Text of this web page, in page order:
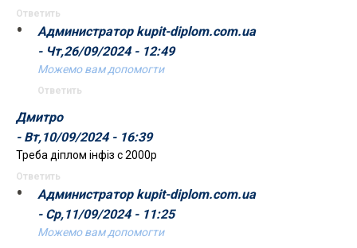
Ответить
Администратор kupit-diplom.com.ua
- Чт,26/09/2024 - 12:49
Можемо вам допомогти
Ответить
Дмитро
- Вт,10/09/2024 - 16:39
Треба діплом інфіз с 2000р
Ответить
Администратор kupit-diplom.com.ua
- Ср,11/09/2024 - 11:25
Можемо вам допомогти